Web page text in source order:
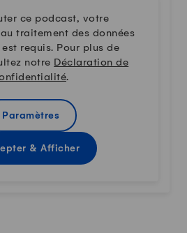
ce podcast, votre
traitement des données
requis. Pour plus de
notre Déclaration de
.
Paramètres
& Afficher